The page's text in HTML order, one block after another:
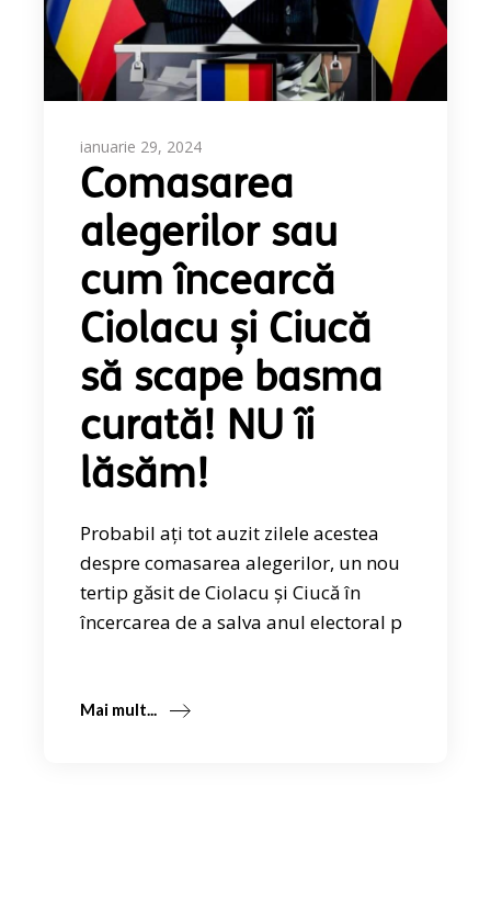
ianuarie 29, 2024
Comasarea
alegerilor sau
cum încearcă
Ciolacu și Ciucă
să scape basma
curată! NU îi
lăsăm!
Probabil ați tot auzit zilele acestea
despre comasarea alegerilor, un nou
tertip găsit de Ciolacu și Ciucă în
încercarea de a salva anul electoral p
Mai mult...